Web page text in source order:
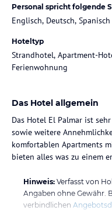
Personal spricht folgende
Englisch, Deutsch, Spanisch
Hoteltyp
Strandhotel, Apartment-
Ferienwohnung
Das Hotel allgemein
Das Hotel El Palmar ist
sowie weitere
komfortablen Apartments
bieten alles was zu einem
Hinweis: Verfasst von
Angaben ohne Gewähr.
verbindlichen